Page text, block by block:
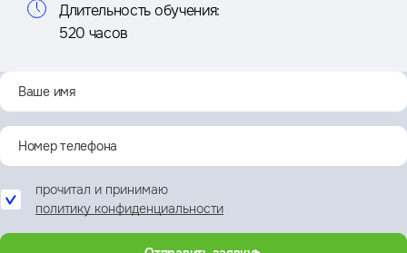
Длительность обучения:
520 часов
прочитал и принимаю
политику конфиденциальности